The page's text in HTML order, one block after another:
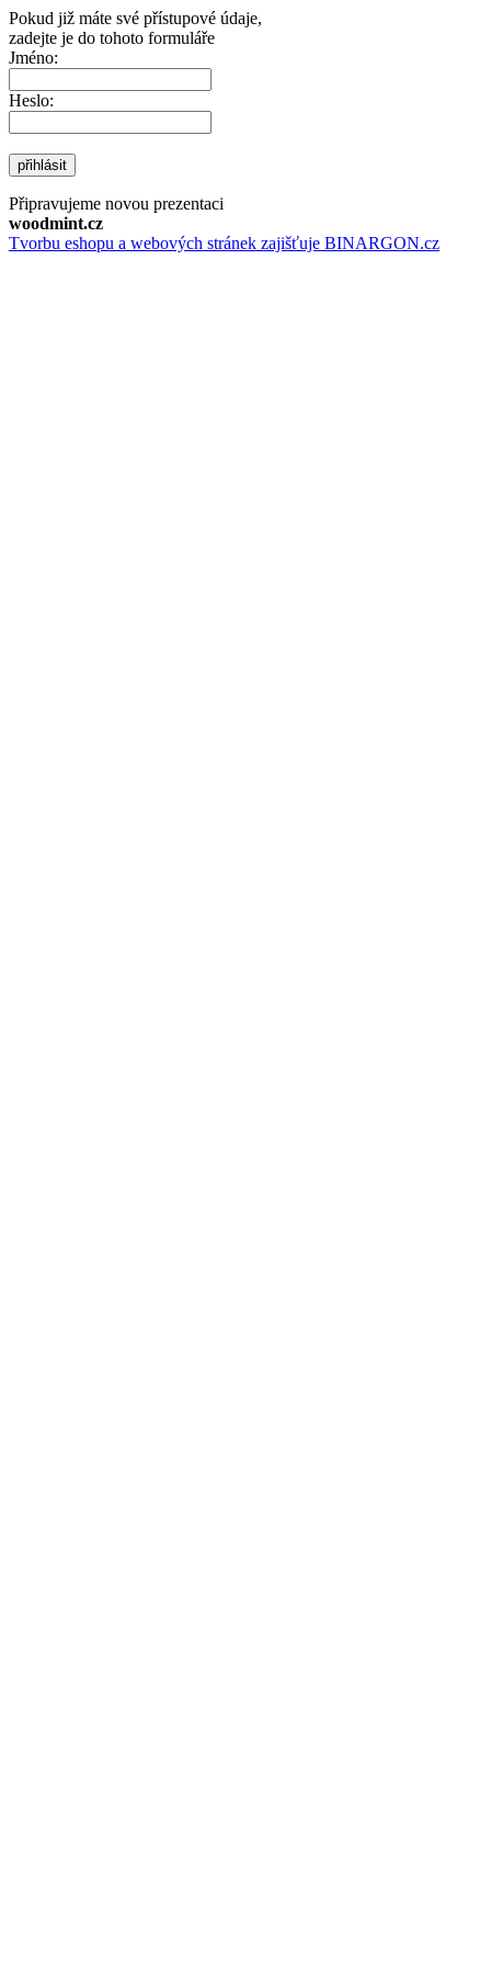
Pokud již máte své přístupové údaje,
zadejte je do tohoto formuláře
Jméno:
Heslo:
přihlásit
Připravujeme novou prezentaci
woodmint.cz
Tvorbu eshopu a webových stránek zajišťuje BINARGON.cz